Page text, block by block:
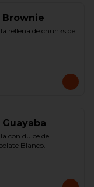
Brownie
rellena de chunks de
con dulce de
Blanco.